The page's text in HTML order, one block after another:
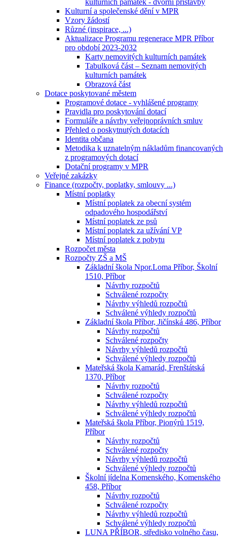
kulturních památek - dvorní přístavby
Kulturní a společenské dění v MPR
Vzory žádostí
Různé (inspirace, ...)
Aktualizace Programu regenerace MPR Příbor
pro období 2023-2032
Karty nemovitých kulturních památek
Tabulková část – Seznam nemovitých
kulturních památek
Obrazová část
Dotace poskytované městem
Programové dotace - vyhlášené programy
Pravidla pro poskytování dotací
Formuláře a návrhy veřejnoprávních smluv
Přehled o poskytnutých dotacích
Identita občana
Metodika k uznatelným nákladům financovaných
z programových dotací
Dotační programy v MPR
Veřejné zakázky
Finance (rozpočty, poplatky, smlouvy ...)
Místní poplatky
Místní poplatek za obecní systém
odpadového hospodářství
Místní poplatek ze psů
Místní poplatek za užívání VP
Místní poplatek z pobytu
Rozpočet města
Rozpočty ZŠ a MŠ
Základní škola Npor.Loma Příbor, Školní
1510, Příbor
Návrhy rozpočtů
Schválené rozpočty
Návrhy výhledů rozpočtů
Schválené výhledy rozpočtů
Základní škola Příbor, Jičínská 486, Příbor
Návrhy rozpočtů
Schválené rozpočty
Návrhy výhledů rozpočtů
Schválené výhledy rozpočtů
Mateřská škola Kamarád, Frenštátská
1370, Příbor
Návrhy rozpočtů
Schválené rozpočty
Návrhy výhledů rozpočtů
Schválené výhledy rozpočtů
Mateřská škola Příbor, Pionýrů 1519,
Příbor
Návrhy rozpočtů
Schválené rozpočty
Návrhy výhledů rozpočtů
Schválené výhledy rozpočtů
Školní jídelna Komenského, Komenského
458, Příbor
Návrhy rozpočtů
Schválené rozpočty
Návrhy výhledů rozpočtů
Schválené výhledy rozpočtů
LUNA PŘÍBOR, středisko volného času,